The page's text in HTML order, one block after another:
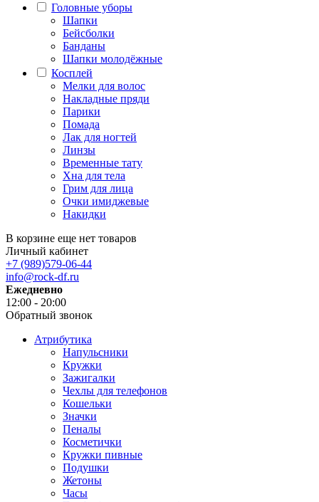
Головные уборы
Шапки
Бейсболки
Банданы
Шапки молодёжные
Косплей
Мелки для волос
Накладные пряди
Парики
Помада
Лак для ногтей
Линзы
Временные тату
Хна для тела
Грим для лица
Очки имиджевые
Накидки
В корзине еще нет товаров
Личный кабинет
+7 (989)579-06-44
info@rock-df.ru
Ежедневно
12:00 - 20:00
Обратный звонок
Атрибутика
Напульсники
Кружки
Зажигалки
Чехлы для телефонов
Кошельки
Значки
Пеналы
Косметички
Кружки пивные
Подушки
Жетоны
Часы